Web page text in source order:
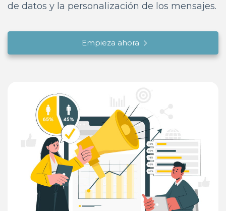
de datos y la personalización de los mensajes.
Empieza ahora